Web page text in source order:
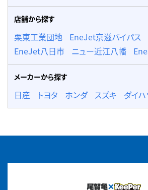
店舗から探す
栗東工業団地 EneJet京滋バイパス
EneJet八日市
ニュー近江八幡
メーカーから探す
日産 トヨタ ホンダ スズキ ダイ